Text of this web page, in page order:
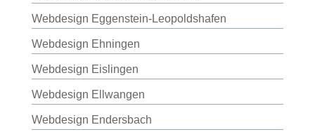
Webdesign Eggenstein-Leopoldshafen
Webdesign Ehningen
Webdesign Eislingen
Webdesign Ellwangen
Webdesign Endersbach